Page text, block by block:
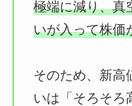
極端に減り、真
いが入って株価
そのため、新高
いは「そろそろ